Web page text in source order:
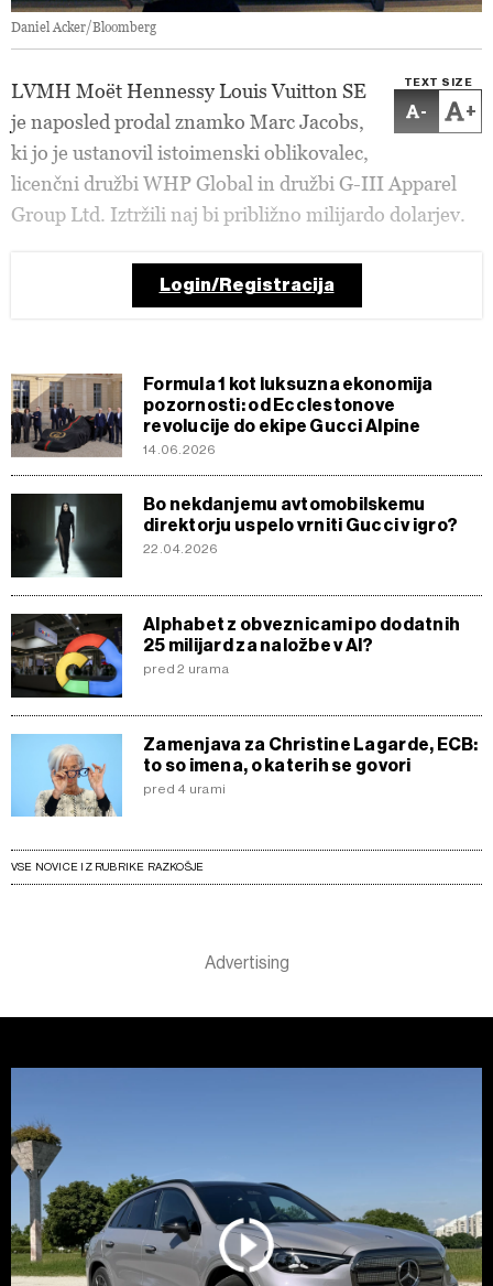
Daniel Acker/Bloomberg
TEXT SIZE
- +
LVMH Moët Hennessy Louis Vuitton SE
je naposled prodal znamko Marc Jacobs,
ki jo je ustanovil istoimenski oblikovalec,
licenčni družbi WHP Global in družbi G-III Apparel
Group Ltd. Iztržili naj bi približno milijardo dolarjev.
Login/Registracija
Formula 1 kot luksuzna ekonomija
pozornosti: od Ecclestonove
revolucije do ekipe Gucci Alpine
14.06.2026
Bo nekdanjemu avtomobilskemu
direktorju uspelo vrniti Gucci v igro?
22.04.2026
Alphabet z obveznicami po dodatnih
25 milijard za naložbe v AI?
pred 2 urama
Zamenjava za Christine Lagarde, ECB:
to so imena, o katerih se govori
pred 4 urami
VSE NOVICE IZ RUBRIKE RAZKOŠJE